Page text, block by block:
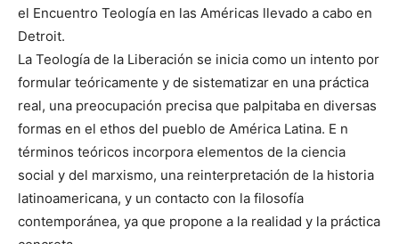
el Encuentro Teología en las Américas llevado a cabo en
Detroit.
La Teología de la Liberación se inicia como un intento por
formular teóricamente y de sistematizar en una práctica
real, una preocupación precisa que palpitaba en diversas
formas en el ethos del pueblo de América Latina. E n
términos teóricos incorpora elementos de la ciencia
social y del marxismo, una reinterpretación de la historia
latinoamericana, y un contacto con la filosofía
contemporánea, ya que propone a la realidad y la práctica